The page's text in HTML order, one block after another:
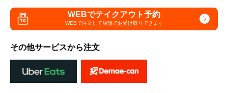
WEBでテイクアウト予約
WEBで注文して店舗でお受け取りできます
その他サービスから注文